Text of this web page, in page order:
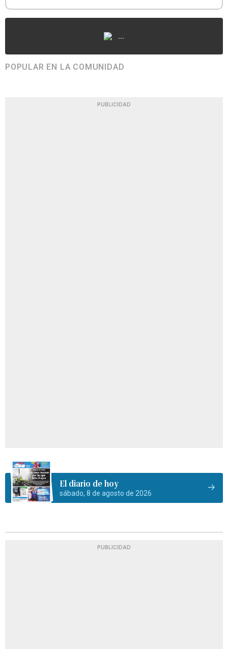
...
POPULAR EN LA COMUNIDAD
PUBLICIDAD
El diario de hoy
sábado, 8 de agosto de 2026
PUBLICIDAD